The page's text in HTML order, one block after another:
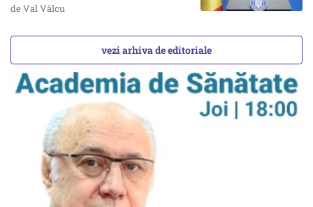
de Val Vâlcu
vezi arhiva de editoriale